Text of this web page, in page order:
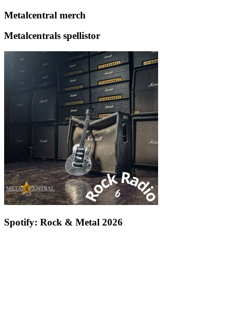
Metalcentral merch
Metalcentrals spellistor
Spotify: Rock & Metal 2026